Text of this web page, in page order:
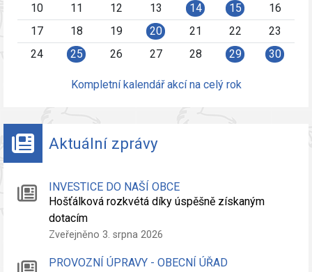
10
11 12 13 14 15
16
17
18 19 20 21 22
23
24
25 26 27 28 29 30
Kompletní kalendář akcí na celý rok
Aktuální zprávy
INVESTICE DO NAŠÍ OBCE
Hošťálková rozkvétá díky úspěšně získaným
dotacím
Zveřejněno 3. srpna 2026
PROVOZNÍ ÚPRAVY - OBECNÍ ÚŘAD